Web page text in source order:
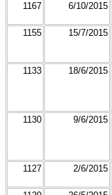
1167 6/10/2015
1155 15/7/2015
1133 18/6/2015
1130 9/6/2015
1127 2/6/2015